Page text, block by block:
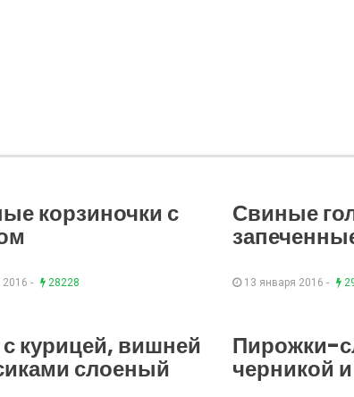
корзиночки с
- 28228
Свиные
13 января 2016 -
курицей, вишней
слоеный
Пирожки-
черникой